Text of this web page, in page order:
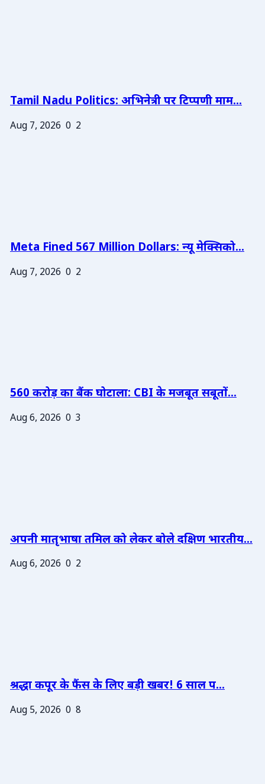
Tamil Nadu Politics: अभिनेत्री पर टिप्पणी माम...
Aug 7, 2026 0 2
Meta Fined 567 Million Dollars: न्यू मेक्सिको...
Aug 7, 2026 0 2
560 करोड़ का बैंक घोटाला: CBI के मजबूत सबूतों...
Aug 6, 2026 0 3
अपनी मातृभाषा तमिल को लेकर बोले दक्षिण भारतीय...
Aug 6, 2026 0 2
श्रद्धा कपूर के फैंस के लिए बड़ी खबर! 6 साल प...
Aug 5, 2026 0 8